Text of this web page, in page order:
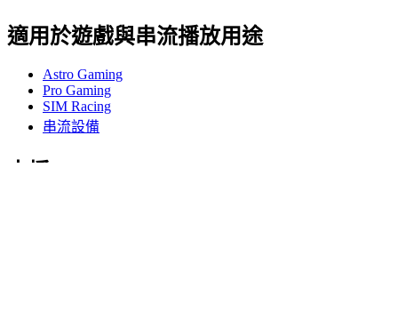
適用於遊戲與串流播放用途
Astro Gaming
Pro Gaming
SIM Racing
串流設備